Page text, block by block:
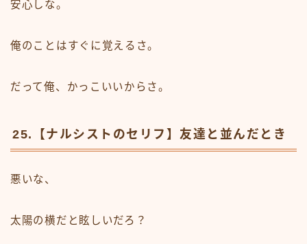
安心しな。
俺のことはすぐに覚えるさ。
だって俺、かっこいいからさ。
25.【ナルシストのセリフ】友達と並んだとき
悪いな、
太陽の横だと眩しいだろ？